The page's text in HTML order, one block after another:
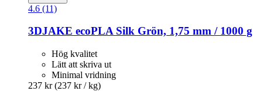
4.6 (11)
3DJAKE ecoPLA Silk Grön, 1,75 mm / 1000 g
Hög kvalitet
Lätt att skriva ut
Minimal vridning
237 kr (237 kr / kg)